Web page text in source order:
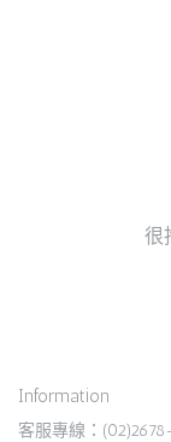
很
Information
客服專線：